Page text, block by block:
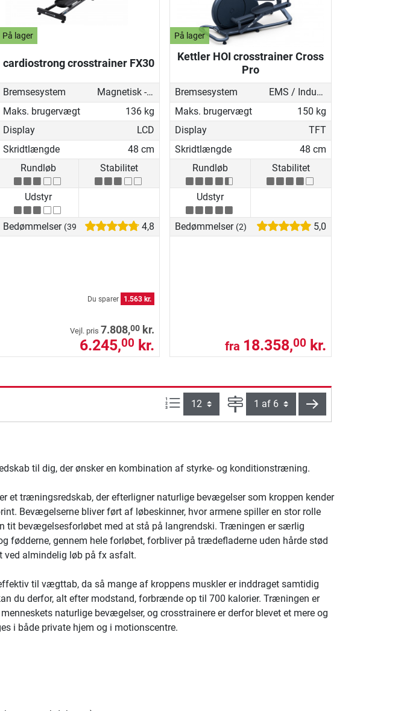
På lager
cardiostrong crosstrainer FX30
Bremsesystem
Magnetisk - motoriseret
Maks. brugervægt
136 kg
Display
LCD
Skridtlængde
48 cm
Rundløb
Stabilitet
Udstyr
Bedømmelser (39) 4,8
Du sparer 1.563 kr.
Vejl. pris 7.808,00 kr.
6.245,00 kr.
På lager
Kettler HOI crosstrainer Cross
Pro
Bremsesystem
EMS / Induktionsbremse
Maks. brugervægt
150 kg
Display
TFT
Skridtlængde
48 cm
Rundløb
Stabilitet
Udstyr
Bedømmelser (2) 5,0
fra 18.358,00 kr.
Artikel pr. side: Side videre
til dig, der ønsker en kombination af styrke- og konditionstræning.
et træningsredskab, der efterligner naturlige bevægelser som kroppen kender
Bevægelserne bliver ført af løbeskinner, hvor armene spiller en stor rolle
tit bevægelsesforløbet med at stå på langrendski. Træningen er særlig
fødderne, gennem hele forløbet, forbliver på trædefladerne uden hårde stød
ved almindelig løb på fx asfalt.
til vægttab, da så mange af kroppens muskler er inddraget samtidig
du derfor, alt efter modstand, forbrænde op til 700 kalorier. Træningen er
naturlige bevægelser, og crosstrainere er derfor blevet et mere og
i både private hjem og i motionscentre.